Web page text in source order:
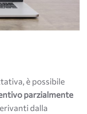
è possibile
parzialmente
dalla